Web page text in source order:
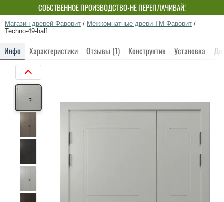
СОБСТВЕННОЕ ПРОИЗВОДСТВО-НЕ ПЕРЕПЛАЧИВАЙ!
Магазин дверей Фаворит / Межкомнатные двери ТМ Фаворит /
Techno-49-half
Инфо Характеристики Отзывы (1) Конструктив Установка